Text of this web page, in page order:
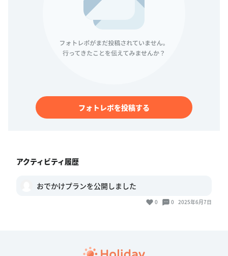
フォトレポを投稿する
アクティビティ履歴
おでかけプランを公開しました
0 0 2025年6月7日